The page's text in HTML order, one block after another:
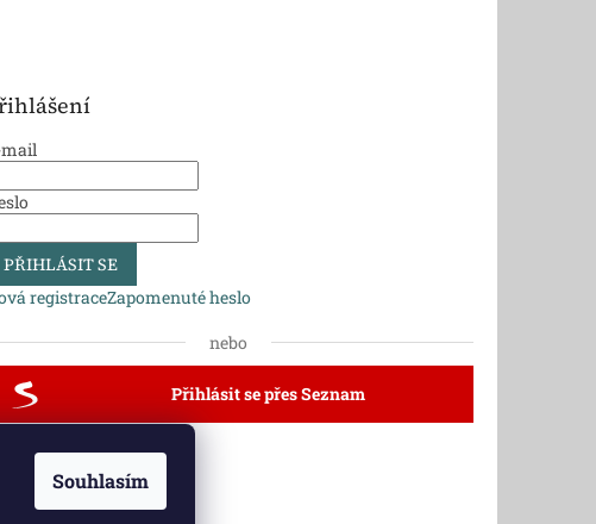
Souhlasím
PŘIHLÁSIT SE
registraceZapomenuté heslo
nebo
Přihlásit se přes Seznam
a zábradlí